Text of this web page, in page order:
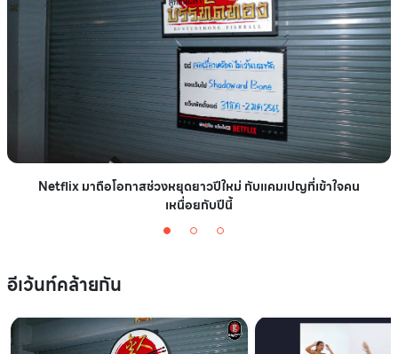
Netflix มาถือโอกาสช่วงหยุดยาวปีใหม่ กับแคมเปญที่เข้าใจคน
เหนื่อยกับปีนี้
อีเว้นท์คล้ายกัน